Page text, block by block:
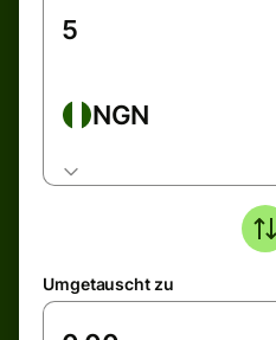
NGN
Umgetauscht zu